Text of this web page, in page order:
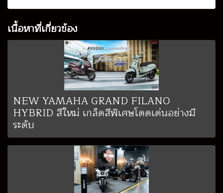
เนื้อหาที่เกี่ยวข้อง
NEW YAMAHA GRAND FILANO
HYBRID สีใหม่ เกล็ดสีพิเศษโดดเด่นอย่างมี
ระดับ